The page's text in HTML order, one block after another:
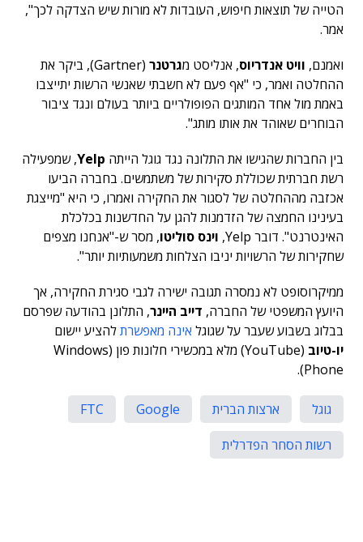
הטייה של תוצאות חיפוש, העובדות לא מורות שיש הצדקה לכך",
אמר.
ואמנם, וויט אנדריוס, אנליסט מגרטנר
(Gartner), ביקר את
ההחלטה ואמר, כי "אף פעם לא חשבתי שאנשי הרשות יתייצבו
באמת מול אחד המותגים הפופולריים ביותר בעולם ונגד ציבור
הבוחרים שאוהד את אותו מותג".
בין החברות שהגישו את התלונה נגד גוגל הייתה Yelp, שמפעילה
רשת חברתית שכוללת סקירות של משתמשים. בחברה הביעו
אכזבה מההחלטה של לסגור את החקירה ואמרו, כי היא "מייצגת
בעינינו החמצה של הזדמנות להגן על החדשנות בכלכלת
האינטרנט". דובר Yelp,
וינס סוליטו, מסר ש-"אנחנו מצפים
שחקירות של הרשויות יניבו הצלחות משמעותיות יותר".
ממיקרוסופט לא נמסרה תגובה ישירה לגבי סגירת החקירה, אך
היועץ המשפטי של החברה, דייב היינר, התלונן בהודעה שפרסם
בבלוג בשבוע שעבר על שגוגל אינה מאפשרתלהציע יישום
יו-טיוב
(YouTube) מלא במכשירי חלונות פון (Windows
Phone).
גוגל ארצות הברית Google
FTC
רשות הסחר הפדרלית